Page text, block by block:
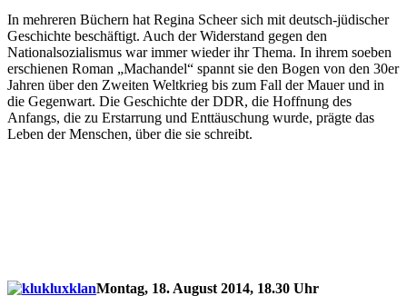
In mehreren Büchern hat Regina Scheer sich mit deutsch-jüdischer
Geschichte beschäftigt. Auch der Widerstand gegen den
Nationalsozialismus war immer wieder ihr Thema. In ihrem soeben
erschienen Roman „Machandel“ spannt sie den Bogen von den 30er
Jahren über den Zweiten Weltkrieg bis zum Fall der Mauer und in
die Gegenwart. Die Geschichte der DDR, die Hoffnung des
Anfangs, die zu Erstarrung und Enttäuschung wurde, prägte das
Leben der Menschen, über die sie schreibt.
Montag, 18. August 2014, 18.30 Uhr